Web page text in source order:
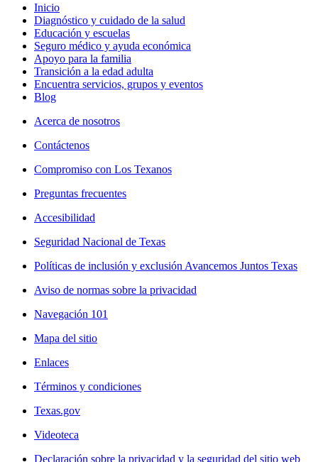
Inicio
Diagnóstico y cuidado de la salud
Educación y escuelas
Seguro médico y ayuda económica
Apoyo para la familia
Transición a la edad adulta
Encuentra servicios, grupos y eventos
Blog
Acerca de nosotros
Contáctenos
Compromiso con Los Texanos
Preguntas frecuentes
Accesibilidad
Seguridad Nacional de Texas
Políticas de inclusión y exclusión Avancemos Juntos Texas
Aviso de normas sobre la privacidad
Navegación 101
Mapa del sitio
Enlaces
Términos y condiciones
Texas.gov
Videoteca
Declaración sobre la privacidad y la seguridad del sitio web